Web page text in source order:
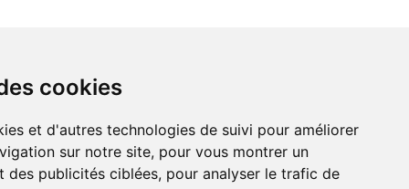
cookies
et d'autres technologies de suivi pour améliorer
sur notre site, pour vous montrer un
des publicités ciblées, pour analyser le trafic de